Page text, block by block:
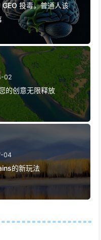
投毒，普通人该
02
的创意无限释放
04
的新玩法